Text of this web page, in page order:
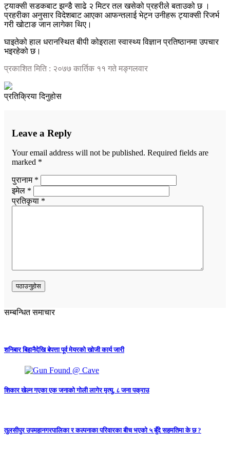
ट्याक्सी सडकबाट झन्डै साढे २ मिटर तल खसेको प्रहरीले बताउको छ ।
प्रहरीका अनुसार विदेशबाट आएका आफन्तलाई भेट्न उनीहरू ट्याक्सी रिजर्भ
गरी खोटाङ जान लागेका थिए।
घाइतेको हाल धरानस्थित बीपी कोइराला स्वास्थ्य विज्ञान प्रतिष्ठानमा उपचार
भइरहेको छ।
प्रकाशित मिति : २०७७ कार्तिक ११ गते मङ्गलवार
प्रतिक्रिया दिनुहोस
Leave a Reply
Your email address will not be published. Required fields are
marked *
पुरानाम *
इमेल *
प्रतिकृया *
सम्बन्धित समाचार
शनिबार बिहानैदेखि बेपत्ता पूर्व मेयरको खोजी कार्य जारी
शिकार खेल्न गएका एक जनाको गोली लागेर मृत्यु, ८ जना पक्राउ
तुलसीपुर उपमहानगरपालिका र कल्पनाका परिवारका बीच भएको ५ बुँदे सहमतिमा के छ ?